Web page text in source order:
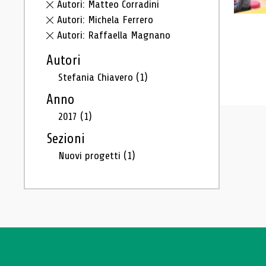
Autori: Matteo Corradini
Autori: Michela Ferrero
Autori: Raffaella Magnano
Autori
Stefania Chiavero (1)
Anno
2017 (1)
Sezioni
Nuovi progetti (1)